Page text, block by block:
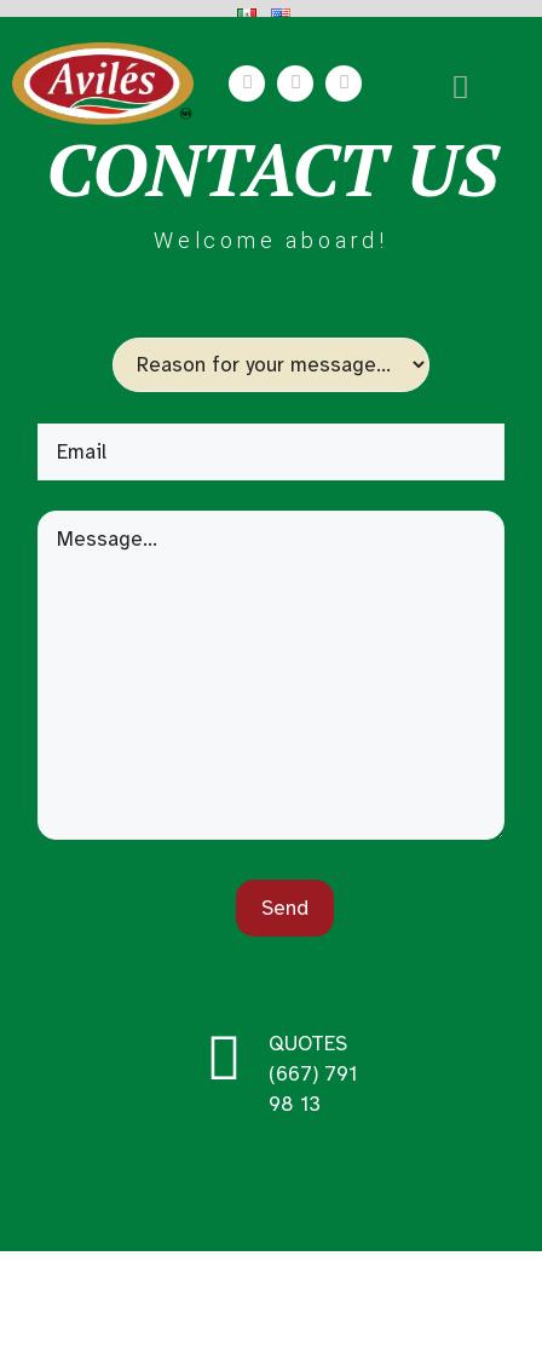
CONTACT US
Welcome aboard!
QUOTES
(667) 791
98 13